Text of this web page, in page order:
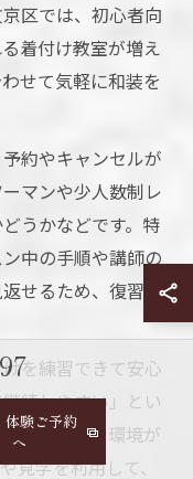
区では、初心者向
着付け教室が増え
せて気軽に和装を
約やキャンセルが
マンや少人数制レ
うかなどです。特
中の手順や講師の
せるため、復習や
を練習できて安心
続しやすい」とい
始められる環境が
見学を利用して、
体験ご予約
へ